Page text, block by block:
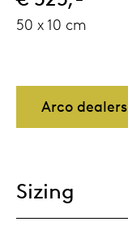
50 x 10 cm
Arco dealers
Sizing